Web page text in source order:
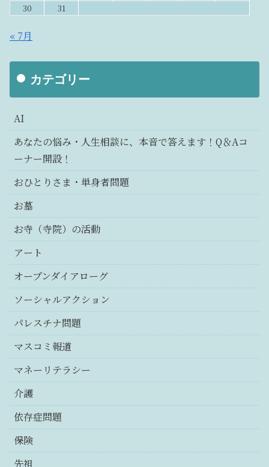
30
31
« 7月
カテゴリー
AI
あなたの悩み・人生相談に、本音で答えます！Q＆Aコ
ーナー開設！
おひとりさま・単身者問題
お墓
お寺（寺院）の活動
アート
オープンダイアローグ
ソーシャルアクション
パレスチナ問題
マスコミ報道
マネーリテラシー
介護
依存症問題
保険
先祖